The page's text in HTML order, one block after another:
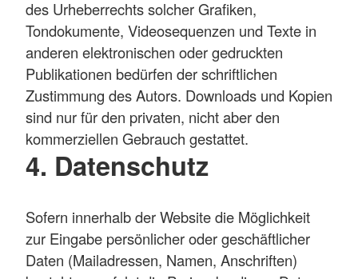
des Urheberrechts solcher Grafiken,
Tondokumente, Videosequenzen und Texte in
anderen elektronischen oder gedruckten
Publikationen bedürfen der schriftlichen
Zustimmung des Autors. Downloads und Kopien
sind nur für den privaten, nicht aber den
kommerziellen Gebrauch gestattet.
4. Datenschutz
Sofern innerhalb der Website die Möglichkeit
zur Eingabe persönlicher oder geschäftlicher
Daten (Mailadressen, Namen, Anschriften)